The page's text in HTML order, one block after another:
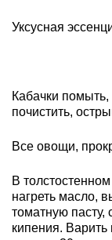
Уксусная
Кабачки помыть,
почистить,
Все овощи,
В
нагреть масло,
томатную пасту,
кипения.